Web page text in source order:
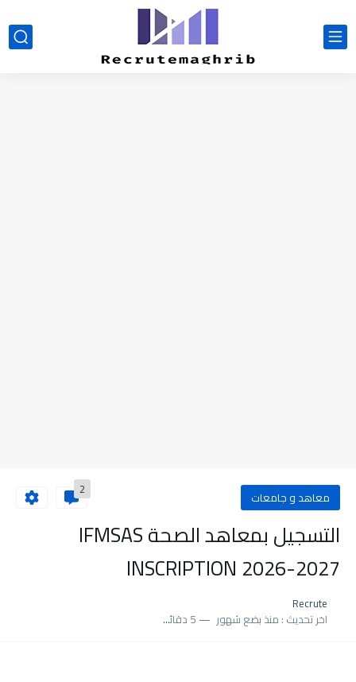
معاهد و جامعات 2
التسجيل بمعاهد الصحة IFMSAS
INSCRIPTION 2026-2027
Recrute
اخر تحديث : منذ بضع شهور 5 دقائق للقراءة